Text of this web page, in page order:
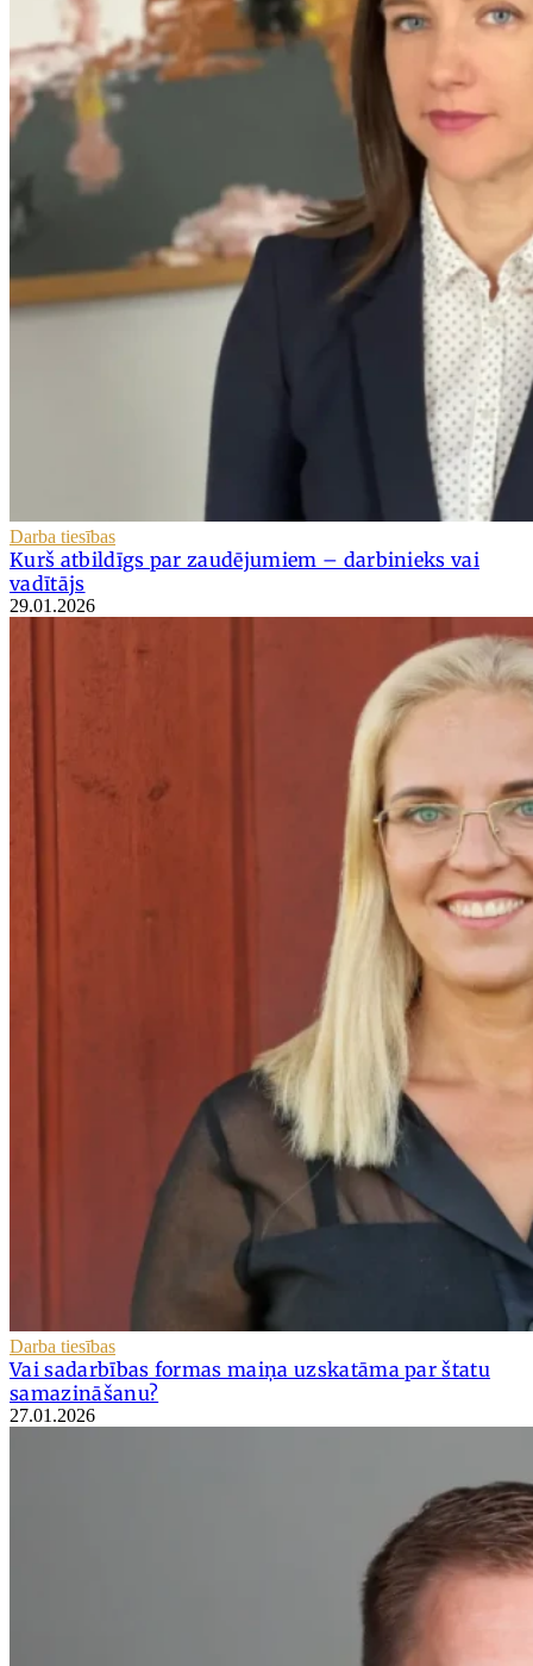
Darba tiesības
Kurš atbildīgs par zaudējumiem – darbinieks vai
vadītājs
29.01.2026
Darba tiesības
Vai sadarbības formas maiņa uzskatāma par štatu
samazināšanu?
27.01.2026